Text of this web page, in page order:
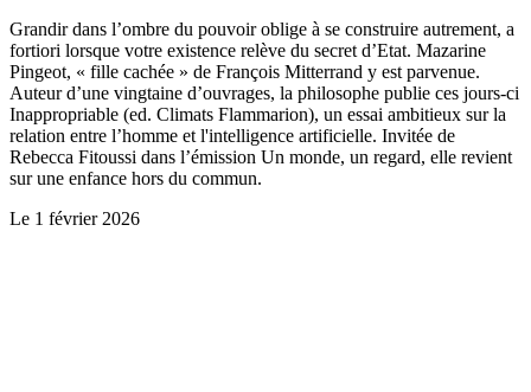
Grandir dans l’ombre du pouvoir oblige à se construire autrement, a
fortiori lorsque votre existence relève du secret d’Etat. Mazarine
Pingeot, « fille cachée » de François Mitterrand y est parvenue.
Auteur d’une vingtaine d’ouvrages, la philosophe publie ces jours-ci
Inappropriable (ed. Climats Flammarion), un essai ambitieux sur la
relation entre l’homme et l'intelligence artificielle. Invitée de
Rebecca Fitoussi dans l’émission Un monde, un regard, elle revient
sur une enfance hors du commun.
Le 1 février 2026